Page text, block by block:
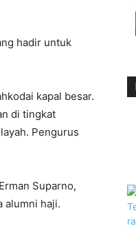
hadir untuk
kapal besar.
di tingkat
Pengurus
Suparno,
alumni haji.